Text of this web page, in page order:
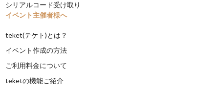
シリアルコード受け取り
イベント主催者様へ
teket(テケト)とは？
イベント作成の方法
ご利用料金について
teketの機能ご紹介